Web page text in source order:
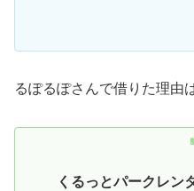
るぽるぽさんで借りた理由
くるっとパークレ